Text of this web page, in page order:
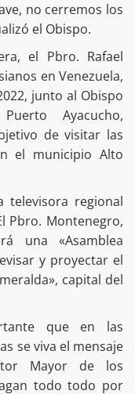
no cerremos los
el Obispo.
el Pbro. Rafael
en Venezuela,
junto al Obispo
Ayacucho,
de visitar las
el municipio Alto
televisora regional
Pbro. Montenegro,
una «Asamblea
y proyectar el
capital del
que en las
se viva el mensaje
Mayor de los
todo todo por